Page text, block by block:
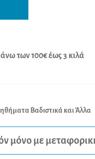
r
i
v
e
:
των 100€ έως 3 κιλά
Βαδιστικά και Άλλα
μόνο με